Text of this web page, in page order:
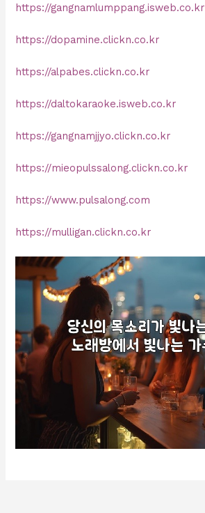
https://gangnamlumppang.isweb.co.kr
https://dopamine.clickn.co.kr
https://alpabes.clickn.co.kr
https://daltokaraoke.isweb.co.kr
https://gangnamjjyo.clickn.co.kr
https://mieopulssalong.clickn.co.kr
https://www.pulsalong.com
https://mulligan.clickn.co.kr